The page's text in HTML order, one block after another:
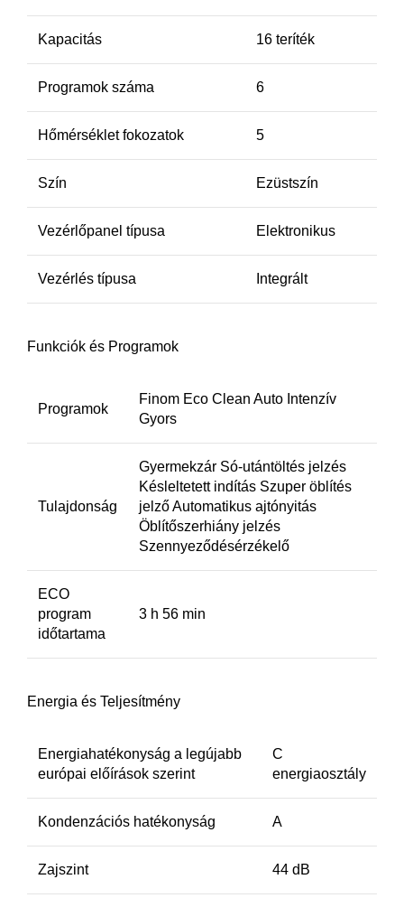
Kapacitás 16 teríték
Programok száma 6
Hőmérséklet fokozatok 5
Szín Ezüstszín
Vezérlőpanel típusa Elektronikus
Vezérlés típusa Integrált
Funkciók és Programok
Programok
Finom Eco Clean Auto Intenzív
Gyors
Tulajdonság
Gyermekzár Só-utántöltés jelzés
Késleltetett indítás Szuper öblítés
jelző Automatikus ajtónyitás
Öblítőszerhiány jelzés
Szennyeződésérzékelő
ECO
program
időtartama
3 h 56 min
Energia és Teljesítmény
Energiahatékonyság a legújabb
európai előírások szerint
C
energiaosztály
Kondenzációs hatékonyság A
Zajszint 44 dB